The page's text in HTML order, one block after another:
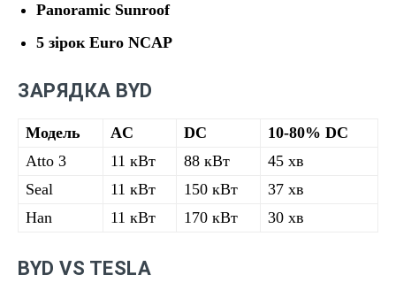
Panoramic Sunroof
5 зірок Euro NCAP
ЗАРЯДКА BYD
Модель AC DC
10-80% DC
Atto 3
11 кВт 88 кВт
45 хв
Seal
11 кВт 150 кВт
37 хв
Han
11 кВт 170 кВт 30 хв
BYD VS TESLA